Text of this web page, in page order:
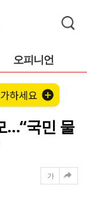
오피니언
…“국민 물
가